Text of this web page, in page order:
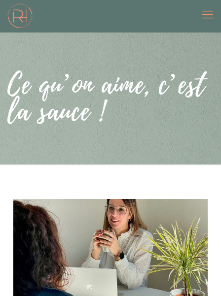
Ce qu’on aime, c’est
la sauce !